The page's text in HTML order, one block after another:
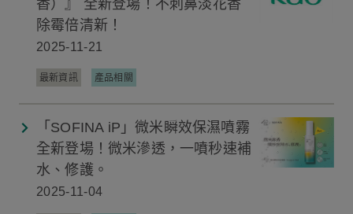
香）』 全新登場！不刺鼻淡花香
除霉倍清新！
2025-11-21
最新資訊 產品相關
「SOFINA iP」微米瞬效保濕噴霧
全新登場！微米滲透，一噴秒速補
水、修護。
2025-11-04